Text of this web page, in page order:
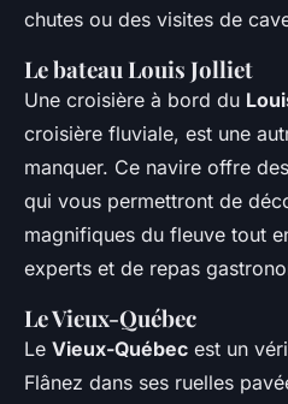
chutes ou des visites de
Le bateau Louis Jolliet
Une croisière à bord du
croisière fluviale, est une
manquer. Ce navire offre
qui vous permettront de
magnifiques du fleuve tout
experts et de repas
Le Vieux-Québec
Le Vieux-Québec est un
Flânez dans ses ruelles